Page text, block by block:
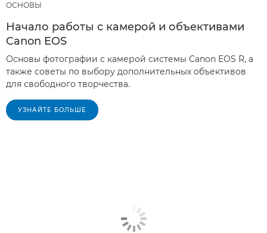
ОСНОВЫ
Начало работы с камерой и объективами
Canon EOS
Основы фотографии с камерой системы Canon EOS R, а
также советы по выбору дополнительных объективов
для свободного творчества.
УЗНАЙТЕ БОЛЬШЕ